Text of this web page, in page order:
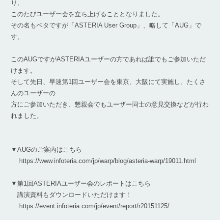
り、
このたびユーザー会を立ち上げることとなりました。
その名もベタですが「ASTERIA User Group」、略して「AUG」で
す。
このAUGですがASTERIAユーザーの方であれば誰でもご参加いただ
けます。
そして先日、早速第1回ユーザー会を東京、大阪にて実施し、たくさ
んのユーザーの
方にご参加いただき、懇親会でもユーザー同士の意見交換などが行わ
れました。
▼AUGのご案内はこちら
https://www.infoteria.com/jp/warp/blog/asteria-warp/19011.html
▼第1回ASTERIAユーザー会のレポートはこちら
講演資料もダウンロードいただけます！
https://event.infoteria.com/jp/event/report/r20151125/